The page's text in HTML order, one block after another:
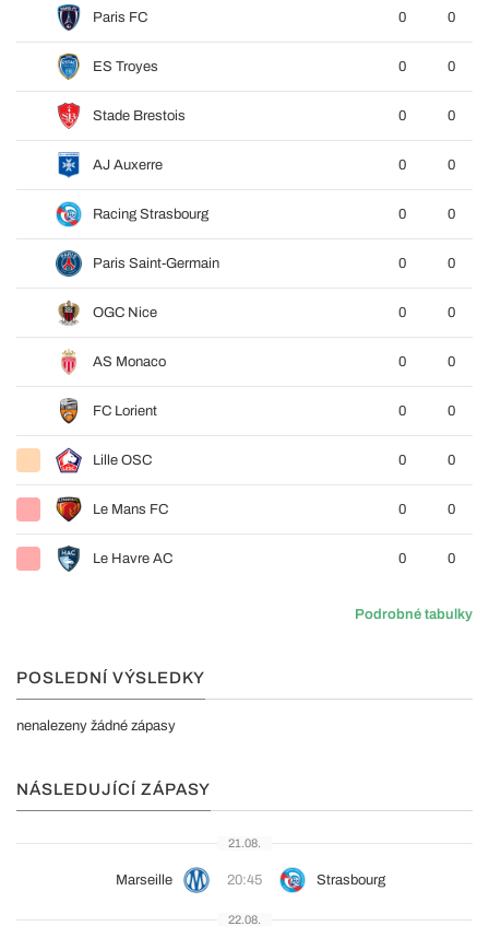
Paris FC 0 0
ES Troyes 0 0
Stade Brestois 0 0
AJ Auxerre 0 0
Racing Strasbourg 0 0
Paris Saint-Germain 0 0
OGC Nice 0 0
AS Monaco 0 0
FC Lorient 0 0
Lille OSC 0 0
Le Mans FC 0 0
Le Havre AC 0 0
Podrobné tabulky
POSLEDNÍ VÝSLEDKY
nenalezeny žádné zápasy
NÁSLEDUJÍCÍ ZÁPASY
21.08.
Marseille 20:45 Strasbourg
22.08.